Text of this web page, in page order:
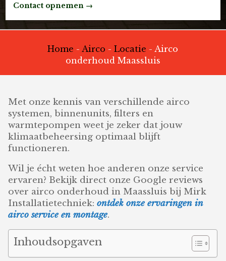
Contact opnemen →
Home - Airco -Locatie - Airco
onderhoud Maassluis
Met onze kennis van verschillende airco
systemen, binnenunits, filters en
warmtepompen weet je zeker dat jouw
klimaatbeheersing optimaal blijft
functioneren.
Wil je écht weten hoe anderen onze service
ervaren? Bekijk direct onze Google reviews
over airco onderhoud in Maassluis bij Mirk
Installatietechniek:ontdek onze ervaringen in
airco service en montage.
Inhoudsopgaven